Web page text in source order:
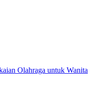
Olahraga untuk Wanita